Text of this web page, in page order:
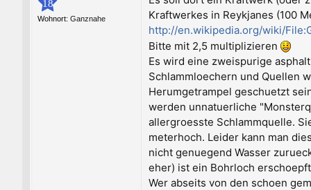
18
Wohnort: Ganznahe
Kraftwerkes in Reykjanes (100
http://en.wikipedia.org/wiki/
Bitte mit 2,5 multiplizieren
Es wird eine zweispurige
Schlammloechern und Quellen
Herumgetrampel geschuetzt
werden unnatuerliche
allergroesste Schlammquelle.
meterhoch. Leider kann man
nicht genuegend Wasser
eher) ist ein Bohrloch
Wer abseits von den schoen